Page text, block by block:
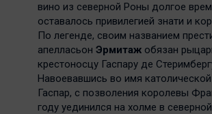
вино из северной Роны долгое
оставалось привилегией знати и
По легенде, своим названием
апелласьон Эрмитаж обязан
крестоносцу Гаспару де
Навоевавшись во имя
Гаспар, с позволения королевы
году уединился на холме в